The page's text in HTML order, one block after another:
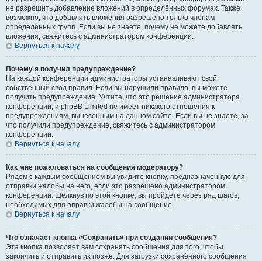
не разрешить добавление вложений в определённых форумах. Также
возможно, что добавлять вложения разрешено только членам
определённых групп. Если вы не знаете, почему не можете добавлять
вложения, свяжитесь с администратором конференции.
Вернуться к началу
Почему я получил предупреждение?
На каждой конференции администраторы устанавливают свой
собственный свод правил. Если вы нарушили правило, вы можете
получить предупреждение. Учтите, что это решение администратора
конференции, и phpBB Limited не имеет никакого отношения к
предупреждениям, вынесенным на данном сайте. Если вы не знаете, за
что получили предупреждение, свяжитесь с администратором
конференции.
Вернуться к началу
Как мне пожаловаться на сообщения модератору?
Рядом с каждым сообщением вы увидите кнопку, предназначенную для
отправки жалобы на него, если это разрешено администратором
конференции. Щёлкнув по этой кнопке, вы пройдёте через ряд шагов,
необходимых для оправки жалобы на сообщение.
Вернуться к началу
Что означает кнопка «Сохранить» при создании сообщения?
Эта кнопка позволяет вам сохранять сообщения для того, чтобы
закончить и отправить их позже. Для загрузки сохранённого сообщения